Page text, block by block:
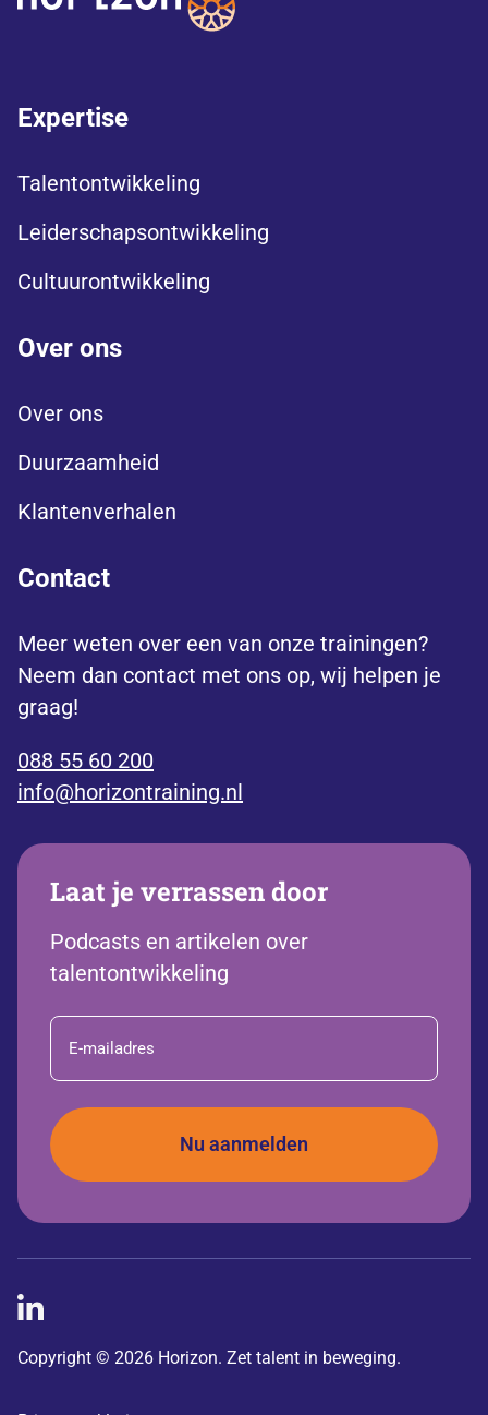
Expertise
Talentontwikkeling
Leiderschapsontwikkeling
Cultuurontwikkeling
Over ons
Over ons
Duurzaamheid
Klantenverhalen
Contact
Meer weten over een van onze trainingen?
Neem dan contact met ons op, wij helpen je
graag!
088 55 60 200
info@horizontraining.nl
Laat je verrassen door
Podcasts en artikelen over
talentontwikkeling
E-
mailadres
Copyright © 2026 Horizon. Zet talent in beweging.